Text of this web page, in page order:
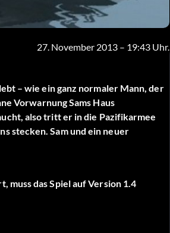
27. November 2013 – 19:43 Uhr.
– wie ein ganz normaler Mann, der
Vorwarnung Sams Haus
also tritt er in die Pazifikarmee
stecken. Sam und ein neuer
muss das Spiel auf Version 1.4